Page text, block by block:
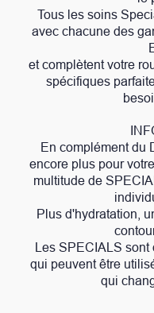
Tous les soins
avec chacune des
et complètent votre
spécifiques
En complément du
encore plus pour
multitude de
Plus d'hydratation,
Les SPECIALS sont
qui peuvent être
qui